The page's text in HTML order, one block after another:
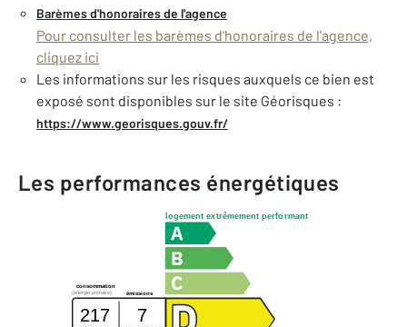
Barèmes d'honoraires de l'agence
Pour consulter les barèmes d'honoraires de l'agence,
cliquez ici
Les informations sur les risques auxquels ce bien est
exposé sont disponibles sur le site Géorisques :
https://www.georisques.gouv.fr/
Les performances énergétiques
logement extrêmement performant
consommation
émissions
(énergie primaire)
217 7